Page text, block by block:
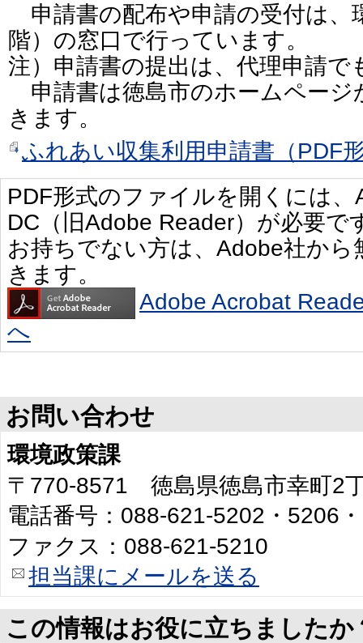
申請書の配布や申請の受付は、
階）の窓口で行っています。
注）申請書の提出は、代理申請で
申請書は徳島市のホームページ
きます。
ふれあい収集利用申請書（PDF
PDF形式のファイルを開くには
DC（旧Adobe Reader）が必要で
お持ちでない方は、Adobe社か
きます。
Adobe Acrobat
へ
お問い合わせ
環境政策課
〒770-8571 徳島県徳島市幸町2
電話番号：088-621-5202・5206
ファクス：088-621-5210
担当課にメールを送る
この情報はお役に立ちましたか